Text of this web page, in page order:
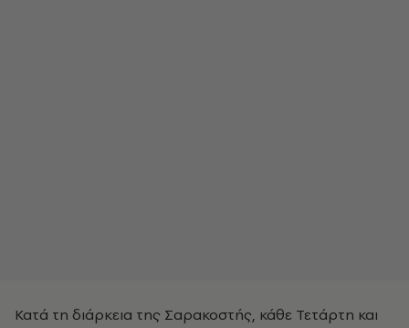
Κατά τη διάρκεια της Σαρακοστής, κάθε Τετάρτη και